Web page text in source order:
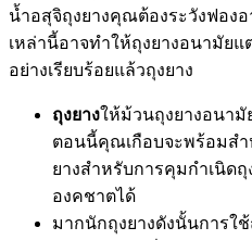
น้ำอสุจิถุงยางคุณต้องระวังฟอง
เหล่านี้อาจทำให้ถุงยางอนามัย
อย่างเรียบร้อยแล้วถุงยาง
ถุงยางให้ม้วนถุงยางอนามั
ตอนนี้คุณเกือบจะพร้อมส
ยางสำหรับการคุมกำเนิด
องคชาตได้
มากนักถุงยางดังนั้นการใช้